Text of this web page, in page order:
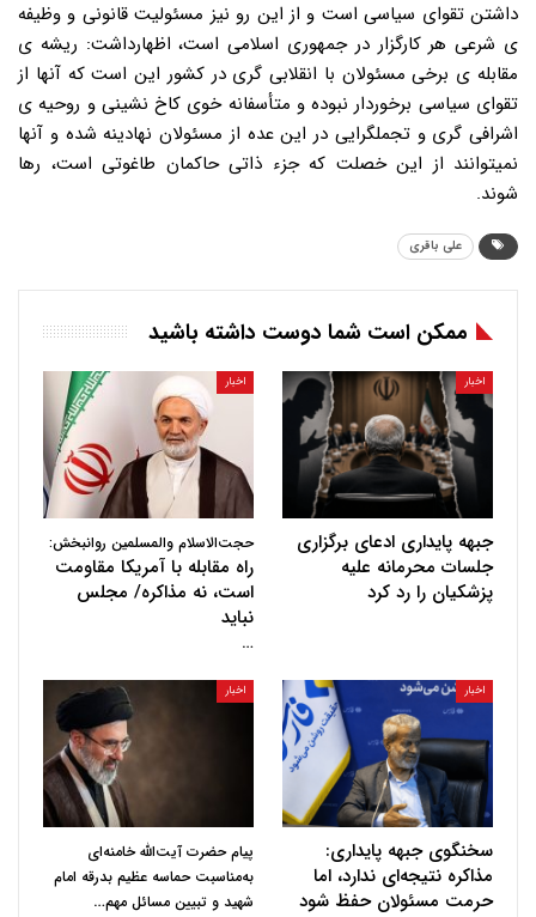
داشتن تقوای سیاسی است و از این رو نیز مسئولیت قانونی و وظیفه
ی شرعی هر کارگزار در جمهوری اسلامی است، اظهارداشت: ریشه ی
مقابله ی برخی مسئولان با انقلابی گری در کشور این است که آنها از
تقوای سیاسی برخوردار نبوده و متأسفانه خوی کاخ نشینی و روحیه ی
اشرافی گری و تجملگرایی در این عده از مسئولان نهادینه شده و آنها
نمیتوانند از این خصلت که جزء ذاتی حاکمان طاغوتی است، رها
شوند.
علی باقری
ممکن است شما دوست داشته باشید
اخبار
جبهه پایداری ادعای برگزاری
جلسات محرمانه علیه
پزشکیان را رد کرد
اخبار
حجت‌الاسلام والمسلمین روانبخش:
راه مقابله با آمریکا مقاومت
است، نه مذاکره/ مجلس
نباید
…
اخبار
سخنگوی جبهه پایداری:
مذاکره نتیجه‌ای ندارد، اما
حرمت مسئولان حفظ شود
اخبار
پیام حضرت آیت‌الله خامنه‌ای
به‌مناسبت حماسه عظیم بدرقه امام
شهید و تبیین مسائل مهم…